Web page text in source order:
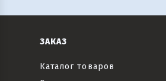
кенгуру
Текстиль (6)
ЗАКАЗ
Каталог товаров